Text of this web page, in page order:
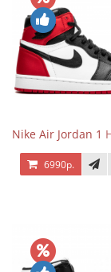
Nike Air Jordan 1
6990р.